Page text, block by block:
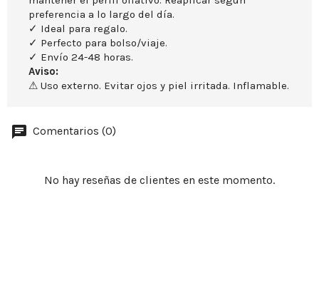
preferencia a lo largo del día.
✓ Ideal para regalo.
✓ Perfecto para bolso/viaje.
✓ Envío 24-48 horas.
Aviso:
⚠ Uso externo. Evitar ojos y piel irritada. Inflamable.
Comentarios (0)
No hay reseñas de clientes en este momento.